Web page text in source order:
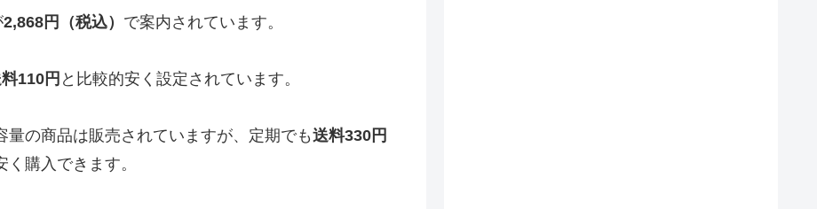
2,868円（税込） で案内されています。
110円 と比較的安く設定されています。
の商品は販売されていますが、定期でも送料330円
購入できます。